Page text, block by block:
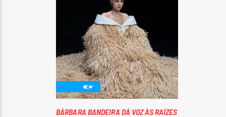
BÁRBARA BANDEIRA DÁ VOZ ÀS RAÍZES